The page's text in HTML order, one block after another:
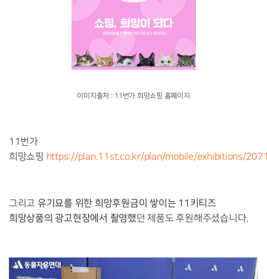
이미지출처 : 11번가 희망쇼핑 홈페이지
11번가
희망쇼핑 https://plan.11st.co.kr/plan/mobile/exhibitions/
그리고 유기묘를 위한 희망후원금이 쌓이는 11키티즈
희망상품의 광고현장에서 촬영했던 제품도 후원해주셨습니다.